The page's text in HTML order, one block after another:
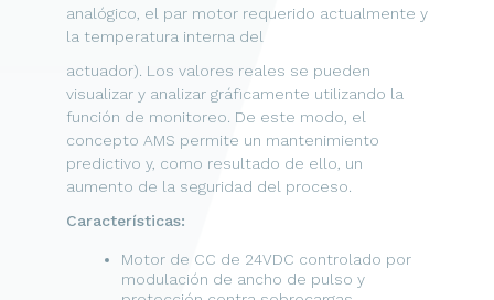
analógico, el par motor requerido actualmente y
la temperatura interna del
actuador). Los valores reales se pueden
visualizar y analizar gráficamente utilizando la
función de monitoreo. De este modo, el
concepto AMS permite un mantenimiento
predictivo y, como resultado de ello, un
aumento de la seguridad del proceso.
Características:
Motor de CC de 24VDC controlado por
modulación de ancho de pulso y